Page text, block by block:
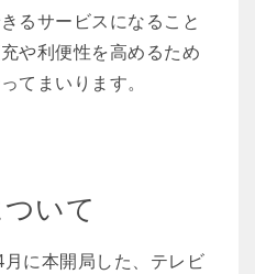
るサービスになること
や利便性を高めるため
てまいります。
いて
月に本開局した、テレビ